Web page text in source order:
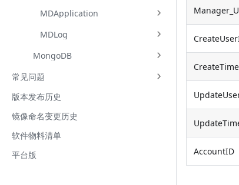
MDApplication
MDLog
MongoDB
常见问题
版本发布历史
镜像命名变更历史
软件物料清单
平台版
CreateTime
AccountID